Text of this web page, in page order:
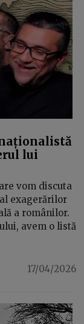
lui
vom discuta
exagerărilor
a românilor.
avem o listă
17/04/2026